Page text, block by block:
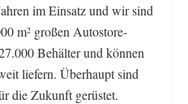
im Einsatz und wir sind
m2 großen Autostore-
Behälter und können
liefern. Überhaupt sind
die Zukunft gerüstet.